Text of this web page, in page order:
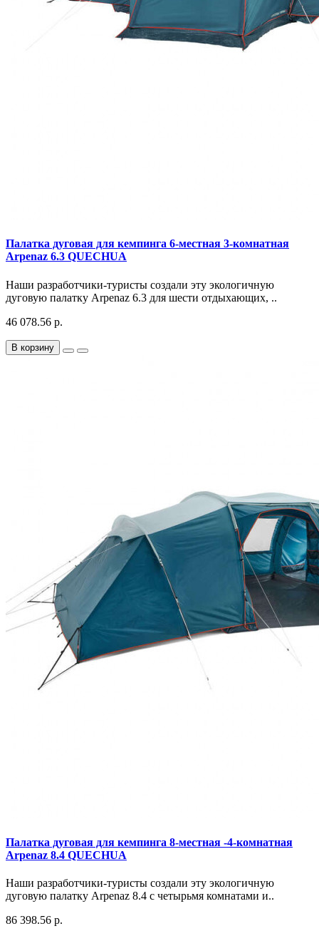
Палатка дуговая для кемпинга 6-местная 3-комнатная
Arpenaz 6.3 QUECHUA
Наши разработчики-туристы создали эту экологичную
дуговую палатку Arpenaz 6.3 для шести отдыхающих, ..
46 078.56 р.
В корзину
Палатка дуговая для кемпинга 8-местная -4-комнатная
Arpenaz 8.4 QUECHUA
Наши разработчики-туристы создали эту экологичную
дуговую палатку Arpenaz 8.4 с четырьмя комнатами и..
86 398.56 р.